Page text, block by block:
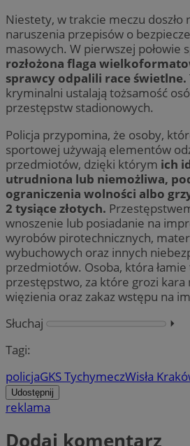
Niestety, w trakcie meczu doszło
naruszenia przepisów o
masowych. W pierwszej połowie
rozłożona flaga
sprawcy odpalili race świetlne.
kryminalni ustalają tożsamość
przestępstw stadionowych.
Policja przypomina, że osoby,
sportowej używają elementów
przedmiotów, dzięki którym ich
utrudniona lub niemożliwa,
ograniczenia wolności albo
2 tysiące złotych.
wnoszenie lub posiadanie na
wyrobów pirotechnicznych,
wybuchowych oraz innych
przedmiotów. Osoba, która łamie
przestępstwo, za które grozi kara
więzienia oraz zakaz wstępu na
Słuchaj
⏵︎
Tagi:
policjaGKS TychymeczWisła
Udostępnij
reklama
Dodaj komentarz